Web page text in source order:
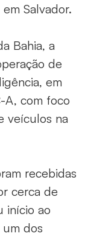
Salvador.
Bahia, a
de
em
A, com foco
veículos na
recebidas
cerca de
início ao
dos